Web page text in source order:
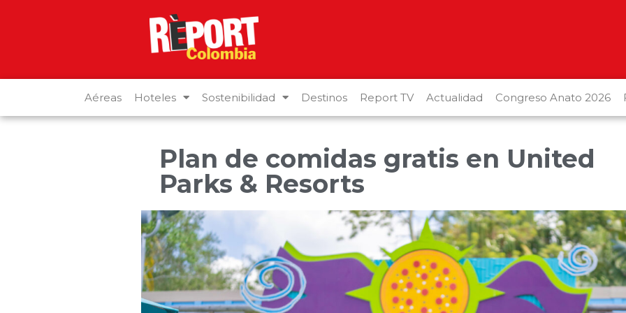
Aéreas Hoteles Sostenibilidad Destinos Report TV Actualidad Congreso Anato 2026
Plan de comidas gratis en United
Parks & Resorts